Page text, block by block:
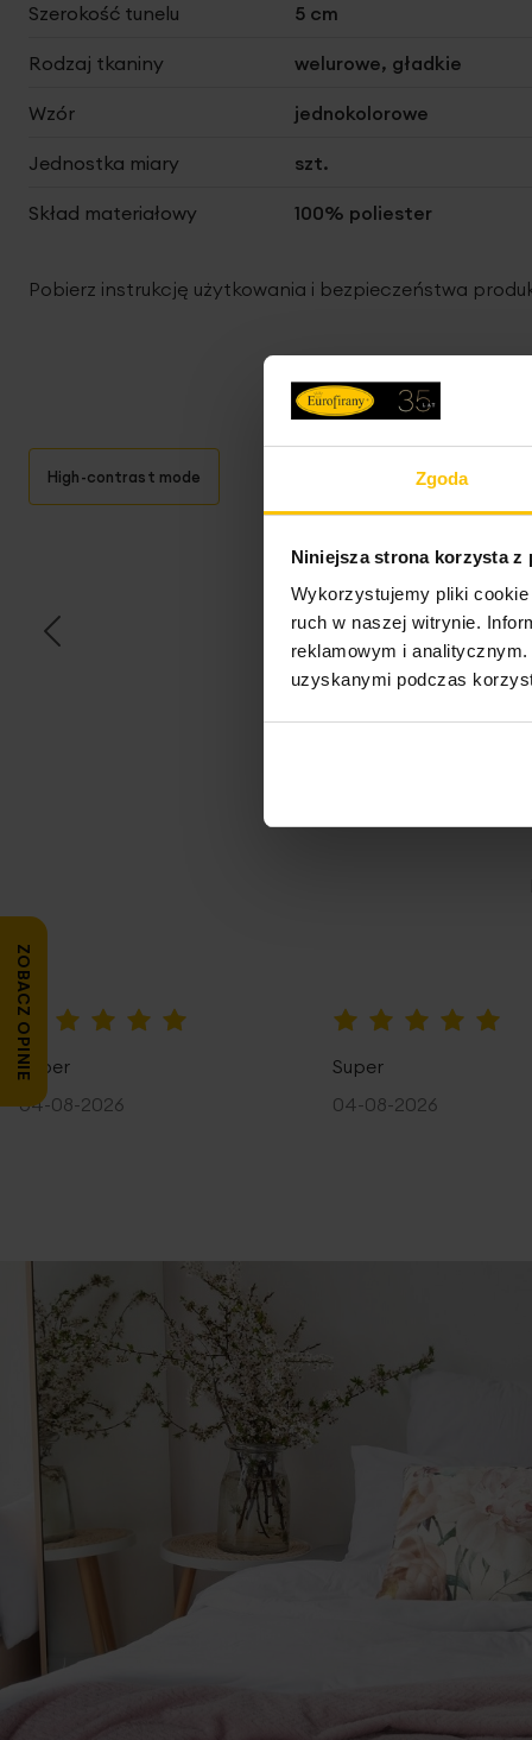
Zgoda
Niniejsza strona korzysta z
Wykorzystujemy pliki
ruch w naszej witrynie.
reklamowym i
uzyskanymi podczas
Szerokość tunelu 5 cm
Rodzaj tkaniny welurowe, gładkie
Wzór jednokolorowe
Jednostka miary szt.
Skład materiałowy 100% poliester
Pobierz instrukcję użytkowania i bezpieczeństwa
High-contrast mode
100%
Super
04-08-2026
Super
04-08-2026
ZOBACZ OPINIE